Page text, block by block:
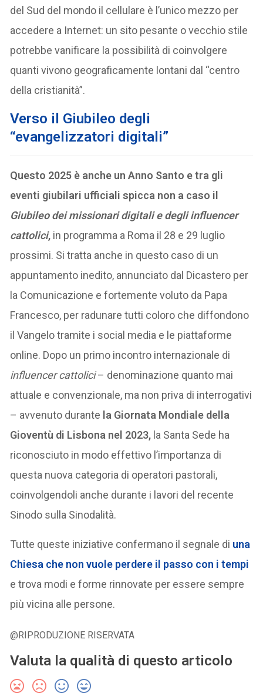
del Sud del mondo il cellulare è l’unico mezzo per
accedere a Internet: un sito pesante o vecchio stile
potrebbe vanificare la possibilità di coinvolgere
quanti vivono geograficamente lontani dal “centro
della cristianità”.
Verso il Giubileo degli
“evangelizzatori digitali”
Questo 2025 è anche un Anno Santo e tra gli
eventi giubilari ufficiali spicca non a caso il
Giubileo dei missionari digitali e degli influencer
cattolici, in programma a Roma il 28 e 29 luglio
prossimi. Si tratta anche in questo caso di un
appuntamento inedito, annunciato dal Dicastero per
la Comunicazione e fortemente voluto da Papa
Francesco, per radunare tutti coloro che diffondono
il Vangelo tramite i social media e le piattaforme
online. Dopo un primo incontro internazionale di
influencer cattolici– denominazione quanto mai
attuale e convenzionale, ma non priva di interrogativi
– avvenuto durante la Giornata Mondiale della
Gioventù di Lisbona nel 2023, la Santa Sede ha
riconosciuto in modo effettivo l’importanza di
questa nuova categoria di operatori pastorali,
coinvolgendoli anche durante i lavori del recente
Sinodo sulla Sinodalità.
Tutte queste iniziative confermano il segnale di una
Chiesa che non vuole perdere il passo con i tempi
e trova modi e forme rinnovate per essere sempre
più vicina alle persone.
@RIPRODUZIONE RISERVATA
Valuta la qualità di questo articolo